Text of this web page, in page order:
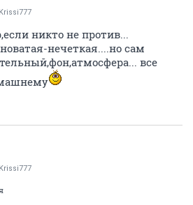
Krissi777
никто не против...
нечеткая....но сам
все
Krissi777